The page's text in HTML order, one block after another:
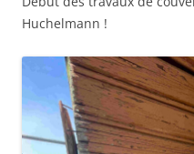
Huchelmann !